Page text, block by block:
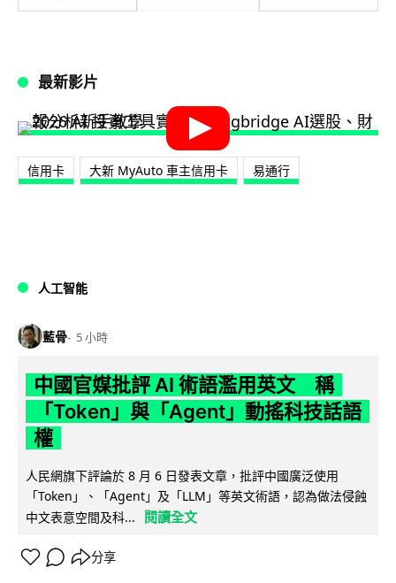
最新影片
信用卡 大新 MyAuto 車主信用卡 易通行
人工智能
藍骨 5 小時
中國官媒批評 AI 術語濫用英文 稱
「Token」與「Agent」動搖科技話語
權
人民網旗下評論於 8 月 6 日發表文章，批評中國廣泛使用
「Token」、「Agent」及「LLM」等英文術語，認為做法侵蝕
中文表意空間及科...
閱讀全文
分享